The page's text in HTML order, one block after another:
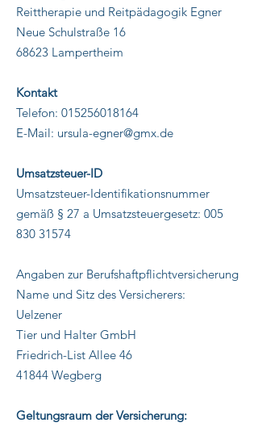
Reittherapie und Reitpädagogik Egner
Neue Schulstraße 16
68623 Lampertheim
Kontakt
Telefon: 015256018164
E-Mail: ursula-egner@gmx.de
Umsatzsteuer-ID
Umsatzsteuer-Identifikationsnummer
gemäß § 27 a Umsatzsteuergesetz: 005
830 31574
Angaben zur Berufshaftpflichtversicherung
Name und Sitz des Versicherers:
Uelzener
Tier und Halter GmbH
Friedrich-List Allee 46
41844 Wegberg
Geltungsraum der Versicherung: